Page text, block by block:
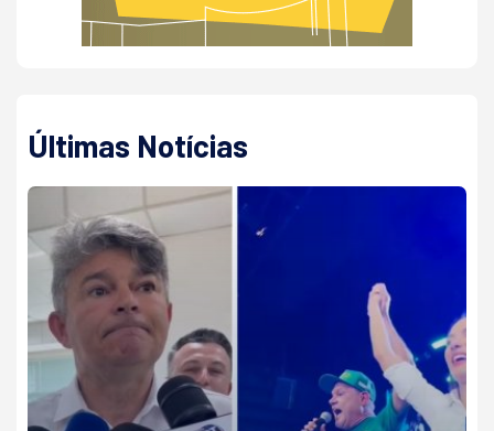
Últimas Notícias